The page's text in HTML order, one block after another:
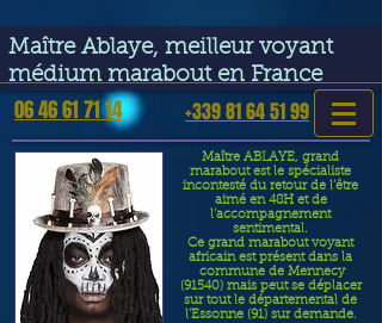
Maître Ablaye, meilleur voyant
médium marabout en France
06 46 61 71 14 +339 81 64 51 99
Maître ABLAYE, grand
marabout est le spécialiste
incontesté du retour de l’être
aimé en 48H et de
l’accompagnement
sentimental.
Ce grand marabout voyant
africain est présent dans la
commune de Mennecy
(91540) mais peut se déplacer
sur tout le départemental de
l'Essonne (91) sur demande.